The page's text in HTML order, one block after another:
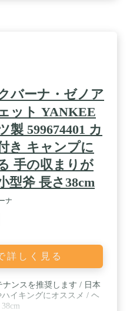
バーナ・ゼノア
ット YANKEE
製 599674401 カ
き キャンプに
手の収まりが
型斧 長さ38cm
ナ
詳しく見る
ンスを推奨します / 日本
イキングにオススメ / ヘ